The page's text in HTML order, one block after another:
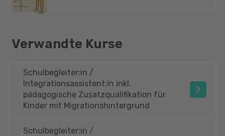
Verwandte Kurse
Schulbegleiter:in /
Integrationsassistent:in inkl.
pädagogische Zusatzqualifikation für
Kinder mit Migrationshintergrund
Schulbegleiter:in /